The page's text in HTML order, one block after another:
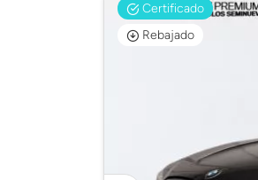
Certificado
Rebajado